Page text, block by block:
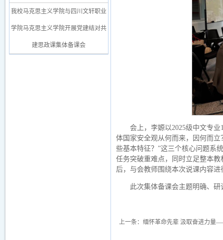
我校马克思主义学院与四川文轩职业
学院马克思主义学院开展党建结对共
建思政课集体备课会
会上，李嫄以2025级中文专
体国家安全观从何而来，因何而
些基本特征？”这三个核心问题系
任务突破重难点，同时立足整本
后，与会教师围绕本次说课内容进
此次集体备课会主题明确、
上一条： 缅怀革命先辈 汲取奋进力量